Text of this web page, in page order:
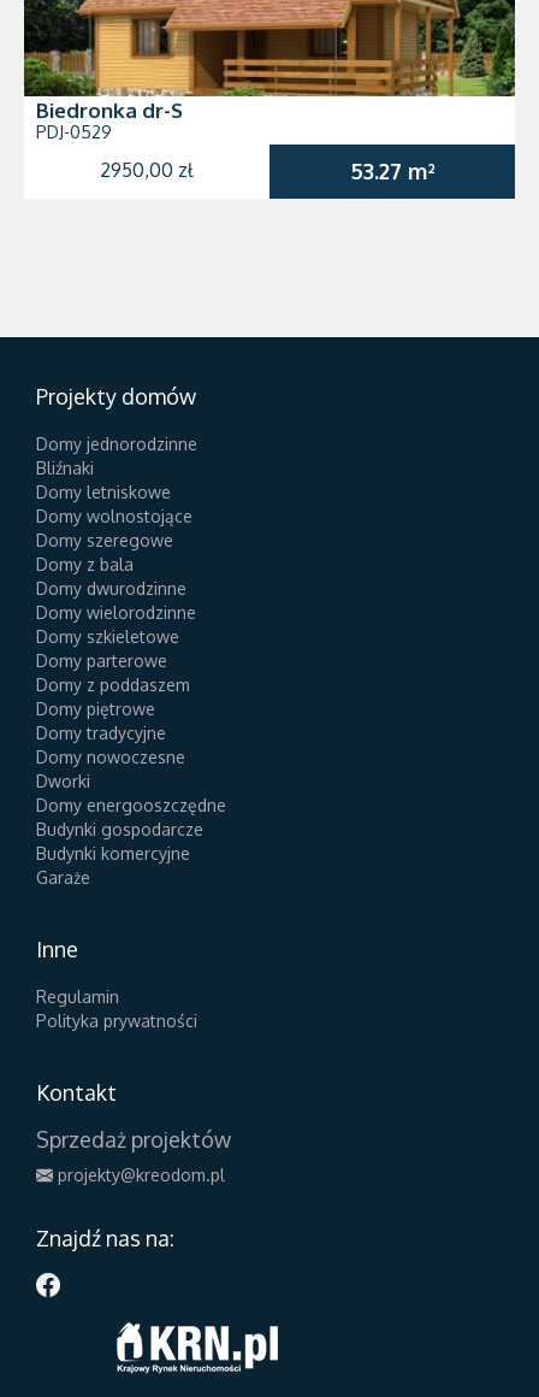
Biedronka dr-S
PDJ-0529
2950,00 zł 53.27 m²
Projekty domów
Domy jednorodzinne
Bliźnaki
Domy letniskowe
Domy wolnostojące
Domy szeregowe
Domy z bala
Domy dwurodzinne
Domy wielorodzinne
Domy szkieletowe
Domy parterowe
Domy z poddaszem
Domy piętrowe
Domy tradycyjne
Domy nowoczesne
Dworki
Domy energooszczędne
Budynki gospodarcze
Budynki komercyjne
Garaże
Inne
Regulamin
Polityka prywatności
Kontakt
Sprzedaż projektów
projekty@kreodom.pl
Znajdź nas na: